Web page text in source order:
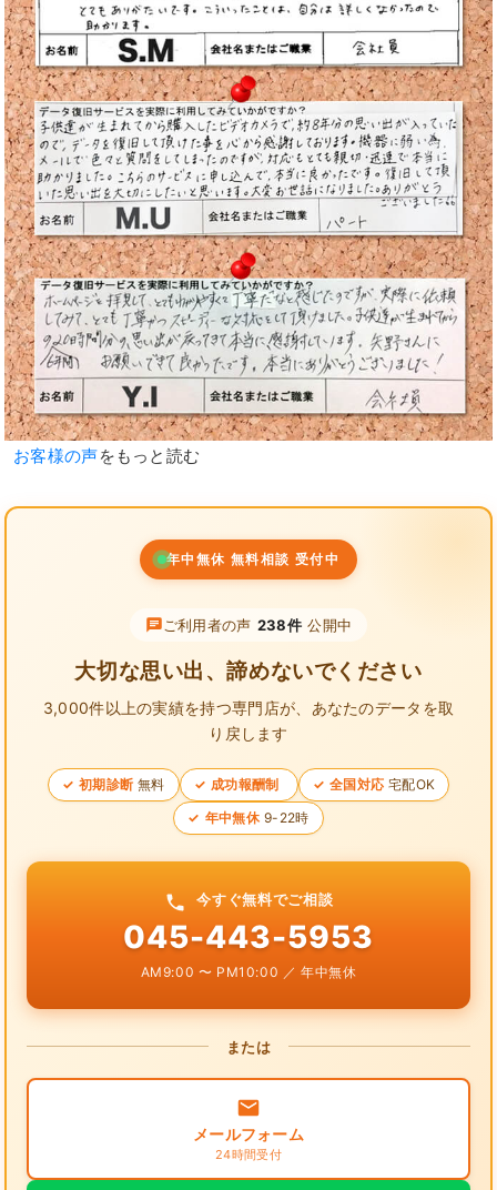
お客様の声をもっと読む
年中無休 無料相談 受付中
ご利用者の声 238件 公開中
大切な思い出、諦めないでください
3,000件以上の実績を持つ専門店が、 あなたのデータを取
り戻します
初期診断 無料 成功報酬制 全国対応 宅配OK
年中無休 9-22時
今すぐ無料でご相談
045-443-5953
AM9:00 〜 PM10:00 ／ 年中無休
または
メールフォーム
24時間受付